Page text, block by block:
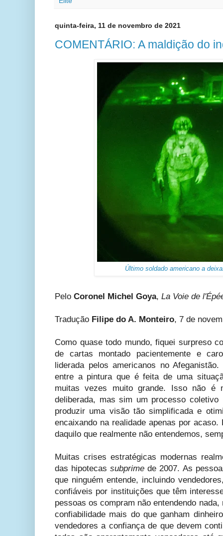
quinta-feira, 11 de novembro de 2021
COMENTÁRIO: A maldição do
Último soldado americano a
Pelo Coronel Michel Goya, La Voie de
Tradução Filipe do A. Monteiro, 7 de
Como quase todo mundo, fiquei surpreso
de cartas montado pacientemente e
liderada pelos americanos no
entre a pintura que é feita de uma
muitas vezes muito grande. Isso não é
deliberada, mas sim um processo
produzir uma visão tão simplificada e
encaixando na realidade apenas por
daquilo que realmente não entendemos,
Muitas crises estratégicas modernas
das hipotecassubprimede 2007. As
que ninguém entende, incluindo
confiáveis ​​por instituições que têm
pessoas os compram não entendendo
confiabilidade mais do que ganham
vendedores a confiança de que devem